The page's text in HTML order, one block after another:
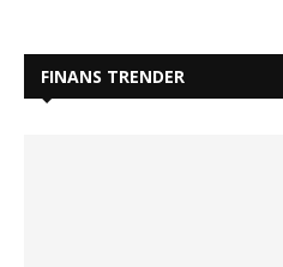
FINANS TRENDER